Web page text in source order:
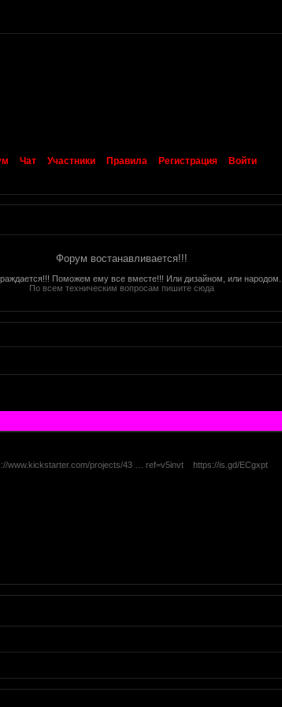
Чат Участники Правила Регистрация Войти
Форум востанавливается!!!
Поможем ему все вместе!!! Или дизайном, или народом...
По всем техническим вопросам пишите сюда
www.kickstarter.com/projects/43 … ref=v5invt
https://is.gd/ECgxpt